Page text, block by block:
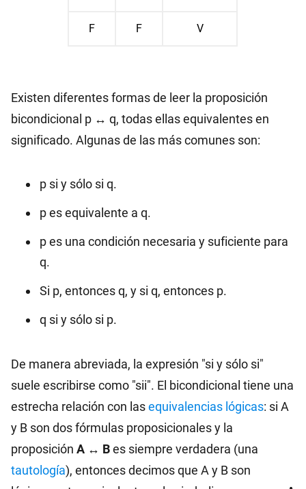
F F V
Existen diferentes formas de leer la proposición
bicondicional p ↔ q, todas ellas equivalentes en
significado. Algunas de las más comunes son:
p si y sólo si q.
p es equivalente a q.
p es una condición necesaria y suficiente para
q.
Si p, entonces q, y si q, entonces p.
q si y sólo si p.
De manera abreviada, la expresión "si y sólo si"
suele escribirse como "sii". El bicondicional tiene una
estrecha relación con lasequivalencias lógicas: si A
y B son dos fórmulas proposicionales y la
proposición A ↔ Bes siempre verdadera (una
tautología), entonces decimos que A y B son